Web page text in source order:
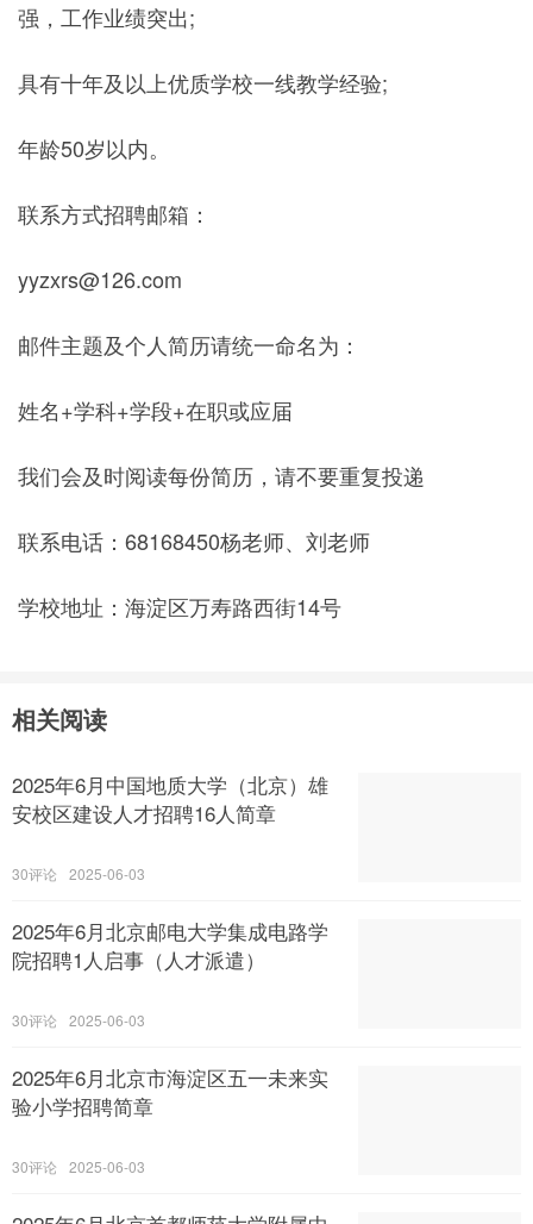
强，工作业绩突出;
具有十年及以上优质学校一线教学经验;
年龄50岁以内。
联系方式招聘邮箱：
yyzxrs@126.com
邮件主题及个人简历请统一命名为：
姓名+学科+学段+在职或应届
我们会及时阅读每份简历，请不要重复投递
联系电话：68168450杨老师、刘老师
学校地址：海淀区万寿路西街14号
相关阅读
2025年6月中国地质大学（北京）雄
安校区建设人才招聘16人简章
30 2025-06-03
2025年6月北京邮电大学集成电路学
院招聘1人启事（人才派遣）
30 2025-06-03
2025年6月北京市海淀区五一未来实
验小学招聘简章
30 2025-06-03